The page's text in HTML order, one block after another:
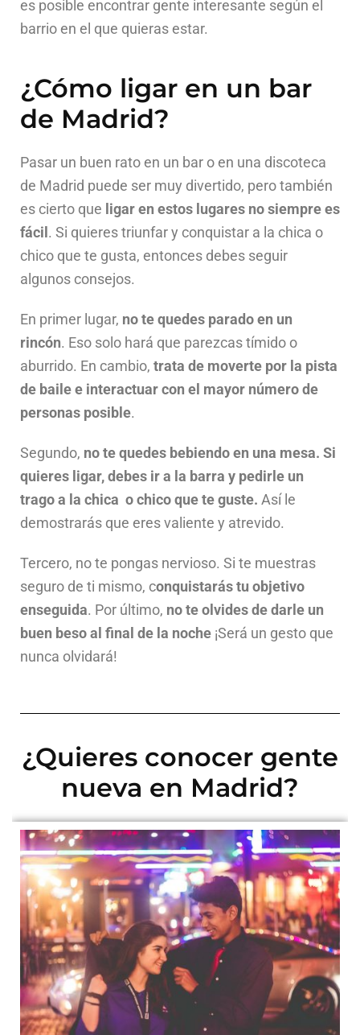
es posible encontrar gente interesante según el
barrio en el que quieras estar.
¿Cómo ligar en un bar
de Madrid?
Pasar un buen rato en un bar o en una discoteca
de Madrid puede ser muy divertido, pero también
es cierto que ligar en estos lugares no siempre es
fácil . Si quieres triunfar y conquistar a la chica o
chico que te gusta, entonces debes seguir
algunos consejos.
En primer lugar, no te quedes parado en un
rincón. Eso solo hará que parezcas tímido o
aburrido. En cambio, trata de moverte por la pista
de baile e interactuar con el mayor número de
personas posible.
Segundo, no te quedes bebiendo en una mesa. Si
quieres ligar, debes ir a la barra y pedirle un
trago a la chica o chico que te guste. Así le
demostrarás que eres valiente y atrevido.
Tercero, no te pongas nervioso. Si te muestras
seguro de ti mismo, conquistarás tu objetivo
enseguida. Por último, no te olvides de darle un
buen beso al final de la noche ¡Será un gesto que
nunca olvidará!
¿Quieres conocer gente
nueva en Madrid?